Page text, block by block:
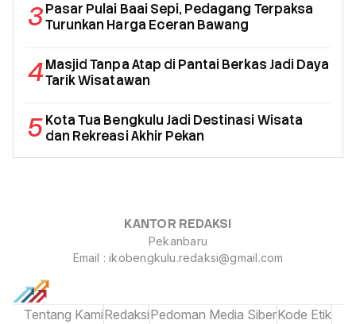
3Pasar Pulai Baai Sepi, Pedagang Terpaksa
Turunkan Harga Eceran Bawang
4Masjid Tanpa Atap di Pantai Berkas Jadi Daya
Tarik Wisatawan
5Kota Tua Bengkulu Jadi Destinasi Wisata
dan Rekreasi Akhir Pekan
KANTOR REDAKSI
Pekanbaru
Email : ikobengkulu.redaksi@gmail.com
Tentang KamiRedaksiPedoman Media SiberKode Etik